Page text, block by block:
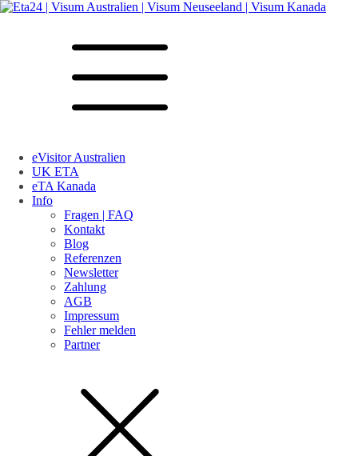
eVisitor Australien
UK ETA
eTA Kanada
Info
Fragen | FAQ
Kontakt
Blog
Referenzen
Newsletter
Zahlung
AGB
Impressum
Fehler melden
Partner